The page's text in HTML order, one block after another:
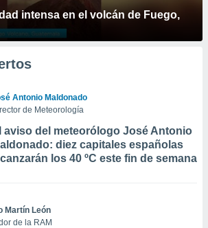
intensa en el volcán de Fuego,
Antonio Maldonado
de Meteorología
aviso del meteorólogo José Antonio
diez capitales españolas
los 40 ºC este fin de semana
Martín León
de la RAM